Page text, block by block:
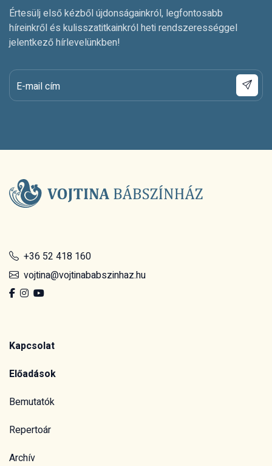
Értesülj első kézből újdonságainkról, legfontosabb
híreinkről és kulisszatitkainkról heti rendszerességgel
jelentkező hírlevelünkben!
E-mail cím
+36 52 418 160
vojtina@vojtinababszinhaz.hu
Kapcsolat
Előadások
Bemutatók
Repertoár
Archív